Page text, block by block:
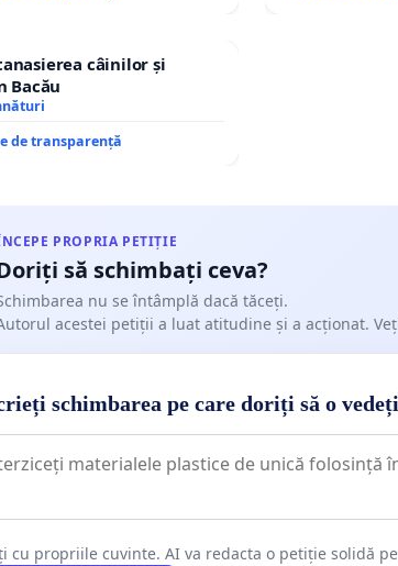
câinilor și
Bacău
de transparență
PROPRIA PETIȚIE
să schimbați ceva?
nu se întâmplă dacă tăceți.
acestei petiții a luat atitudine și a acționat.
schimbarea pe care doriți să o vedeți
cu propriile cuvinte. AI va redacta o petiție solidă